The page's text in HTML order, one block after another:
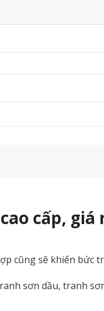
cấp, giá
cũng sẽ khiến bức
sơn dầu, tranh